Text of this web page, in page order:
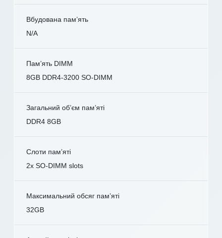
Вбудована пам’ять
N/A
Пам’ять DIMM
8GB DDR4-3200 SO-DIMM
Загальний об’єм пам’яті
DDR4 8GB
Слоти пам’яті
2x SO-DIMM slots
Максимальний обсяг пам’яті
32GB